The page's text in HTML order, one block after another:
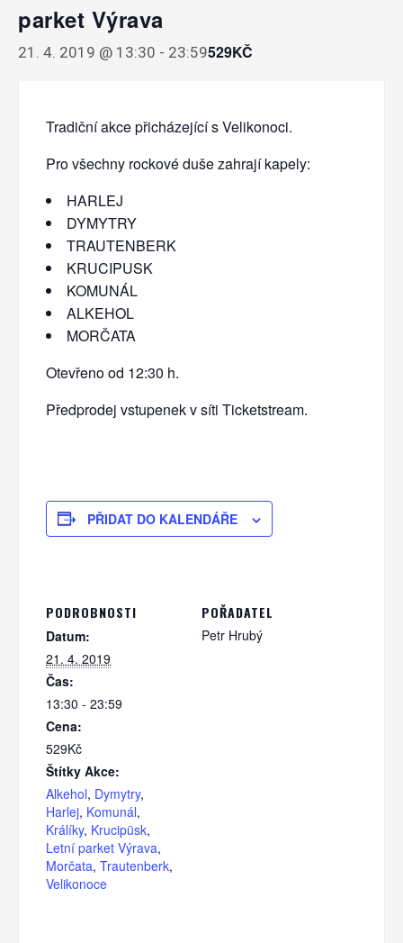
parket Výrava
21. 4. 2019 @ 13:30 - 23:59529KČ
Tradiční akce přicházející s Velikonoci.
Pro všechny rockové duše zahrají kapely:
HARLEJ
DYMYTRY
TRAUTENBERK
KRUCIPUSK
KOMUNÁL
ALKEHOL
MORČATA
Otevřeno od 12:30 h.
Předprodej vstupenek v síti Ticketstream.
PŘIDAT DO KALENDÁŘE
PODROBNOSTI
Datum:
21. 4. 2019
Čas:
13:30 - 23:59
Cena:
529Kč
Štítky Akce:
Alkehol, Dymytry,
Harlej, Komunál,
Králíky, Krucipüsk,
Letní parket Výrava,
Morčata, Trautenberk,
Velikonoce
POŘADATEL
Petr Hrubý